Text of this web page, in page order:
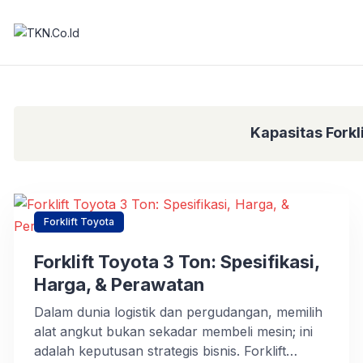
Kapasitas
Forklift Toyota
Forklift Toyota 3 Ton: Spesifikasi,
Harga, & Perawatan
Dalam dunia logistik dan pergudangan, memilih
alat angkut bukan sekadar membeli mesin; ini
adalah keputusan strategis bisnis. Forklift